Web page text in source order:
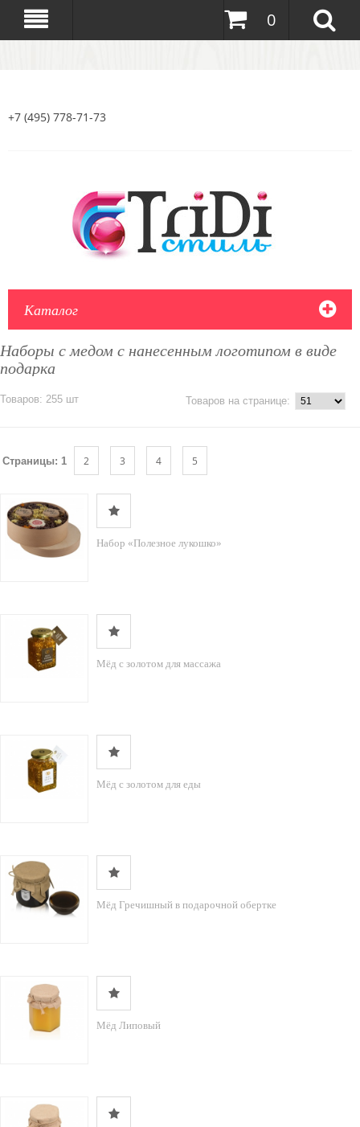
0
+7 (495) 778-71-73
Каталог
Наборы с медом с нанесенным логотипом в виде
подарка
Товаров: 255 шт Товаров на странице:
Страницы: 1 2 3 4 5
Набор «Полезное лукошко»
Мёд с золотом для массажа
Мёд с золотом для еды
Мёд Гречишный в подарочной обертке
Мёд Липовый